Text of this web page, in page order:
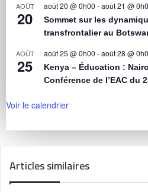
AOÛT
20
août 20 @ 0h00 -août 21 @
Sommet sur les
transfrontalier au
AOÛT
25
août 25 @ 0h00 -août 28 @
Kenya – Éducation :
Conférence de l’EAC du
Voir le calendrier
Articles similaires